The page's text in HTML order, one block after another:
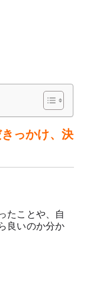
っかけ、決
たことや、自
良いのか分か